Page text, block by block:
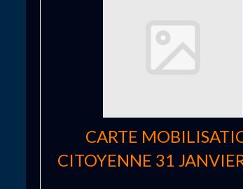
CARTE
CITOYENNE 31